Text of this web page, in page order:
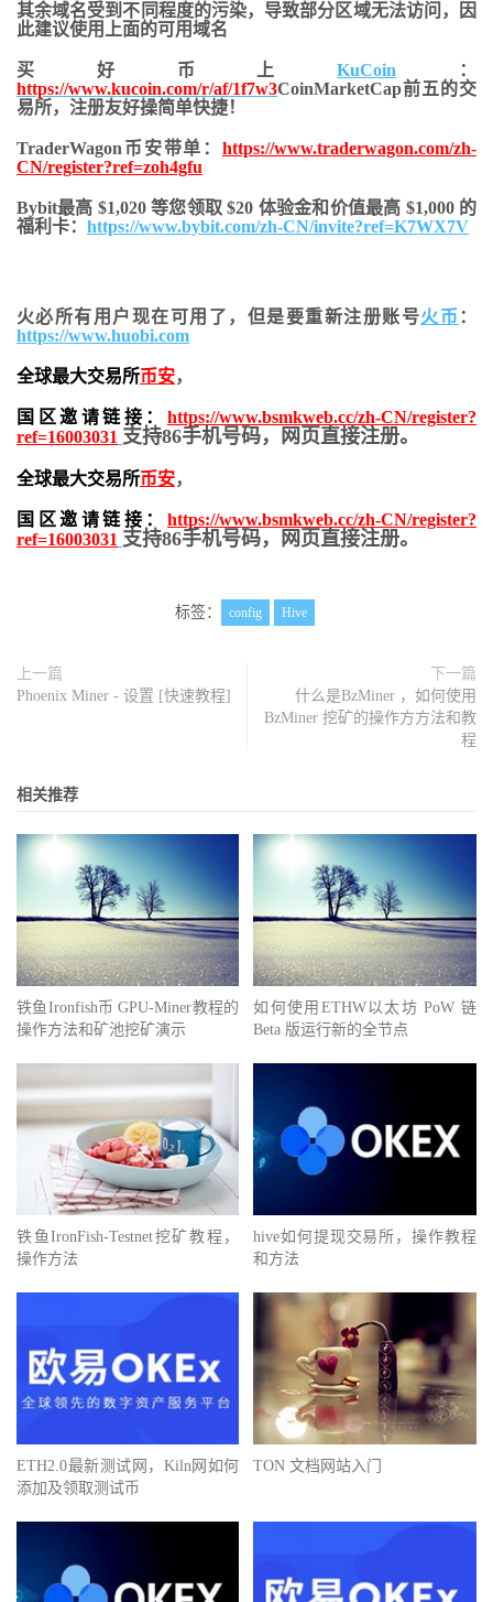
其余域名受到不同程度的污染，导致部分区域无法访问，
因
此建议使用上面的可用域名
买好币上KuCoin ：
https://www.kucoin.com/r/af/1f7w3CoinMarketCap前五的交
易所，注册友好操简单快捷！
TraderWagon币安带单： https://www.traderwagon.com/zh-
CN/register?ref=zoh4gfu
Bybit最高 $1,020 等您领取 $20 体验金和价值最高 $1,000 的
福利卡： https://www.bybit.com/zh-CN/invite?ref=K7WX7V
火必所有用户现在可用了，但是要重新注册账号火币 ：
https://www.huobi.com
全球最大交易所币安，
国区邀请链接： https://www.bsmkweb.cc/zh-CN/register?
ref=16003031 支持86手机号码，网页直接注册。
全球最大交易所币安，
国区邀请链接： https://www.bsmkweb.cc/zh-CN/register?
ref=16003031 支持86手机号码，网页直接注册。
标签： config Hive
上一篇
Phoenix Miner - 设置 [快速教程]
下一篇
什么是BzMiner ，如何使用
BzMiner 挖矿的操作方方法和教
程
相关推荐
铁鱼Ironfish币 GPU-Miner教程的
操作方法和矿池挖矿演示
如何使用ETHW以太坊 PoW 链
Beta 版运行新的全节点
铁鱼IronFish-Testnet挖矿教程，
操作方法
hive如何提现交易所，操作教程
和方法
ETH2.0最新测试网，Kiln网如何
添加及领取测试币
TON 文档网站入门